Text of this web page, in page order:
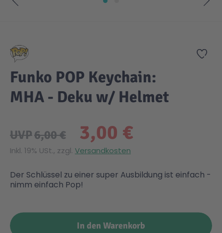
Zur
Funko POP Keychain:
MHA - Deku w/ Helmet
3,00 €
UVP6,00 €
Inkl. 19% USt., zzgl. Versandkosten
Der Schlüssel zu einer super Ausbildung ist einfach -
nimm einfach Pop!
In den Warenkorb